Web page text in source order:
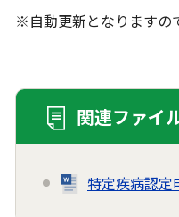
※自動更新となりますの
関連ファイ
特定疾病認定